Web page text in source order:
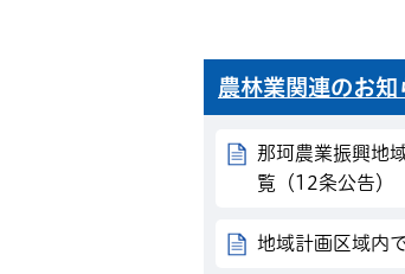
農林業関連のお知
那珂農業振興地
覧（12条公告）
地域計画区域内